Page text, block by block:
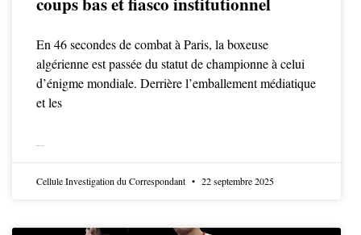
En 46 secondes de combat à Paris, la boxeuse
algérienne est passée du statut de championne à celui
d’énigme mondiale. Derrière l’emballement médiatique
et les
Cellule Investigation du Correspondant 22 septembre 2025